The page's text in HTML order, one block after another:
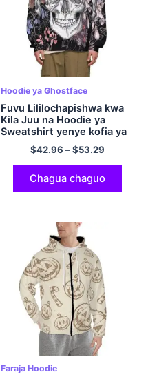
Hoodie ya Ghostface
Fuvu Lililochapishwa kwa
Kila Juu na Hoodie ya
Sweatshirt yenye kofia ya
$42.96 –$53.29
Chagua chaguo
Faraja Hoodie